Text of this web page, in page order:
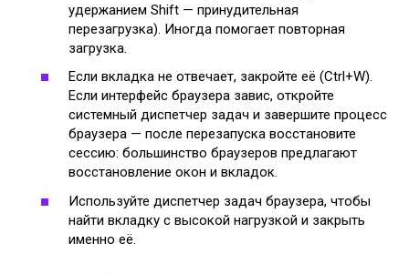
удержанием Shift — принудительная
перезагрузка). Иногда помогает повторная
загрузка.
Если вкладка не отвечает, закройте её (Ctrl+W).
Если интерфейс браузера завис, откройте
системный диспетчер задач и завершите процесс
браузера — после перезапуска восстановите
сессию: большинство браузеров предлагают
восстановление окон и вкладок.
Используйте диспетчер задач браузера, чтобы
найти вкладку с высокой нагрузкой и закрыть
именно её.